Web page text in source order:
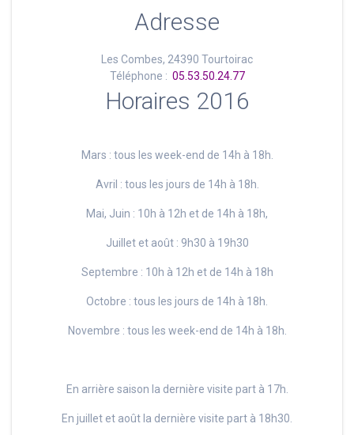
Adresse
Les Combes, 24390 Tourtoirac
Téléphone : 05.53.50.24.77
Horaires 2016
Mars : tous les week-end de 14h à 18h.
Avril : tous les jours de 14h à 18h.
Mai, Juin : 10h à 12h et de 14h à 18h,
Juillet et août : 9h30 à 19h30
Septembre : 10h à 12h et de 14h à 18h
Octobre : tous les jours de 14h à 18h.
Novembre : tous les week-end de 14h à 18h.
En arrière saison la dernière visite part à 17h.
En juillet et août la dernière visite part à 18h30.